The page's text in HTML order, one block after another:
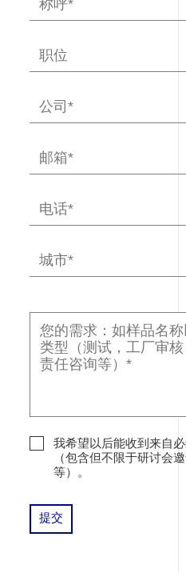
我希望以后能收到来自
（包含但不限于研讨会
等）。